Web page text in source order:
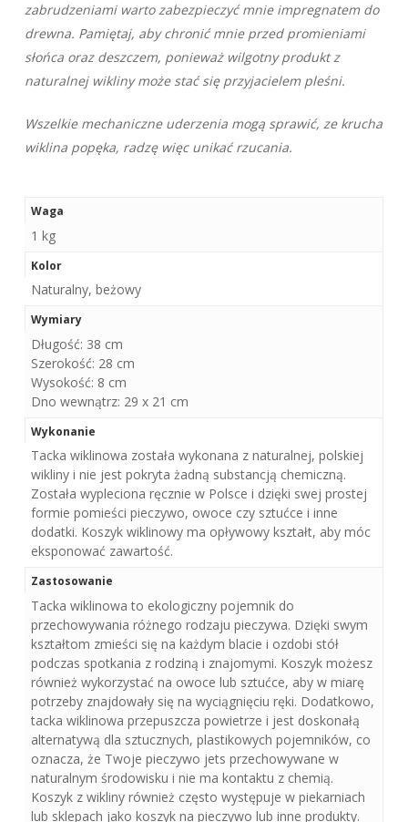
zabrudzeniami warto zabezpieczyć mnie impregnatem do
drewna. Pamiętaj, aby chronić mnie przed promieniami
słońca oraz deszczem, ponieważ wilgotny produkt z
naturalnej wikliny może stać się przyjacielem pleśni.
Wszelkie mechaniczne uderzenia mogą sprawić, ze krucha
wiklina popęka, radzę więc unikać rzucania.
Waga
1 kg
Kolor
Naturalny, beżowy
Wymiary
Długość: 38 cm
Szerokość: 28 cm
Wysokość: 8 cm
Dno wewnątrz: 29 x 21 cm
Wykonanie
Tacka wiklinowa została wykonana z naturalnej, polskiej
wikliny i nie jest pokryta żadną substancją chemiczną.
Została wypleciona ręcznie w Polsce i dzięki swej prostej
formie pomieści pieczywo, owoce czy sztućce i inne
dodatki. Koszyk wiklinowy ma opływowy kształt, aby móc
eksponować zawartość.
Zastosowanie
Tacka wiklinowa to ekologiczny pojemnik do
przechowywania różnego rodzaju pieczywa. Dzięki swym
kształtom zmieści się na każdym blacie i ozdobi stół
podczas spotkania z rodziną i znajomymi. Koszyk możesz
również wykorzystać na owoce lub sztućce, aby w miarę
potrzeby znajdowały się na wyciągnięciu ręki. Dodatkowo,
tacka wiklinowa przepuszcza powietrze i jest doskonałą
alternatywą dla sztucznych, plastikowych pojemników, co
oznacza, że Twoje pieczywo jets przechowywane w
naturalnym środowisku i nie ma kontaktu z chemią.
Koszyk z wikliny również często występuje w piekarniach
lub sklepach jako koszyk na pieczywo lub inne produkty.